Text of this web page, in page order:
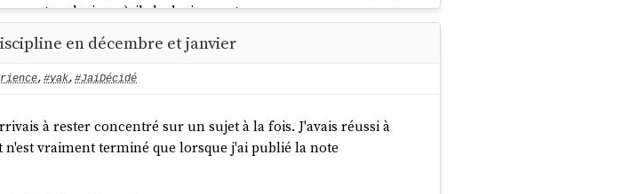
caloriques), ils le deviennent.
usage : un rendez-vous chez un médecin, à lui seul, n'est pas
si.
les noms des patients, leurs comptes-rendus, leurs
relié à une personne identifiée, révèle qu'elle a reçu ou
en décembre et janvier
, #yak, #JaiDécidé
à rester concentré sur un sujet à la fois. J'avais réussi à
vraiment terminé que lorsque j'ai publié la note